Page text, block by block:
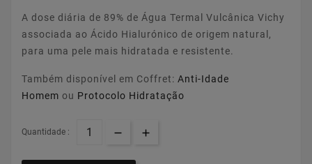
A dose diária de 89% de Água Termal Vulcânica Vichy
associada ao Ácido Hialurónico de origem natural,
para uma pele mais hidratada e resistente.
Também disponível em Coffret: Anti-Idade
Homem ou Protocolo Hidratação
Quantidade :